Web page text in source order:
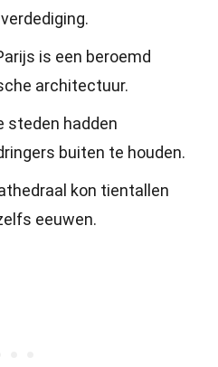
is een beroemd
architectuur.
steden hadden
buiten te houden.
kon tientallen
eeuwen.